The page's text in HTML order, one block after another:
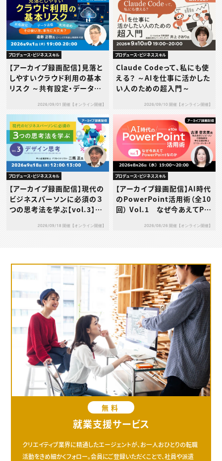
プロデュース・ビジネススキル
【アーカイブ録画配信】見落と
しやすいクラウド利用の基本
リスク ～共有設定・データ送
当に大丈夫？～2026/09/01 開催【オンライン開催】
プロデュース・ビジネススキル
Claude Codeって、私にも使
える？ ～AIを仕事に活かした
い人のための超入門～
2026/09/10 開催【オンライン開催】
プロデュース・ビジネススキル
【アーカイブ録画配信】現代の
ビジネスパーソンに必須の３
つの思考法を学ぶ【vol.3】デ
2026/09/18 開催【オンライン開催】
プロデュース・ビジネススキル
【アーカイブ録画配信】AI時代
のPowerPoint活用術（全10
回） Vol.1 なぜ今あえてPo
2026/08/26 開催【オンライン開催】
無料
就業支援サービス
クリエイティブ業界に精通したエージェントが、お一人おひとりの転職
活動をきめ細かくフォロー。会員にご登録いただくことで、社員や派遣